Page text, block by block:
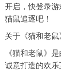
开启，快登录
猫鼠追逐吧！
关于《猫和老鼠
《猫和老鼠》
诚意打造的欢